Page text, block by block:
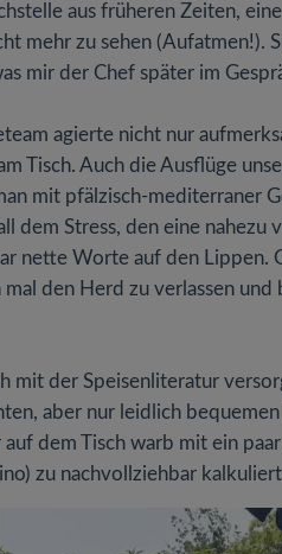
aus früheren Zeiten,
mehr zu sehen
mir der Chef später im
agierte nicht nur
Tisch. Auch die Ausflüge
mit pfälzisch-mediterraner
dem Stress, den eine nahezu
nette Worte auf den Lippen.
mal den Herd zu verlassen
mit der Speisenliteratur
aber nur leidlich
dem Tisch warb mit ein
zu nachvollziehbar